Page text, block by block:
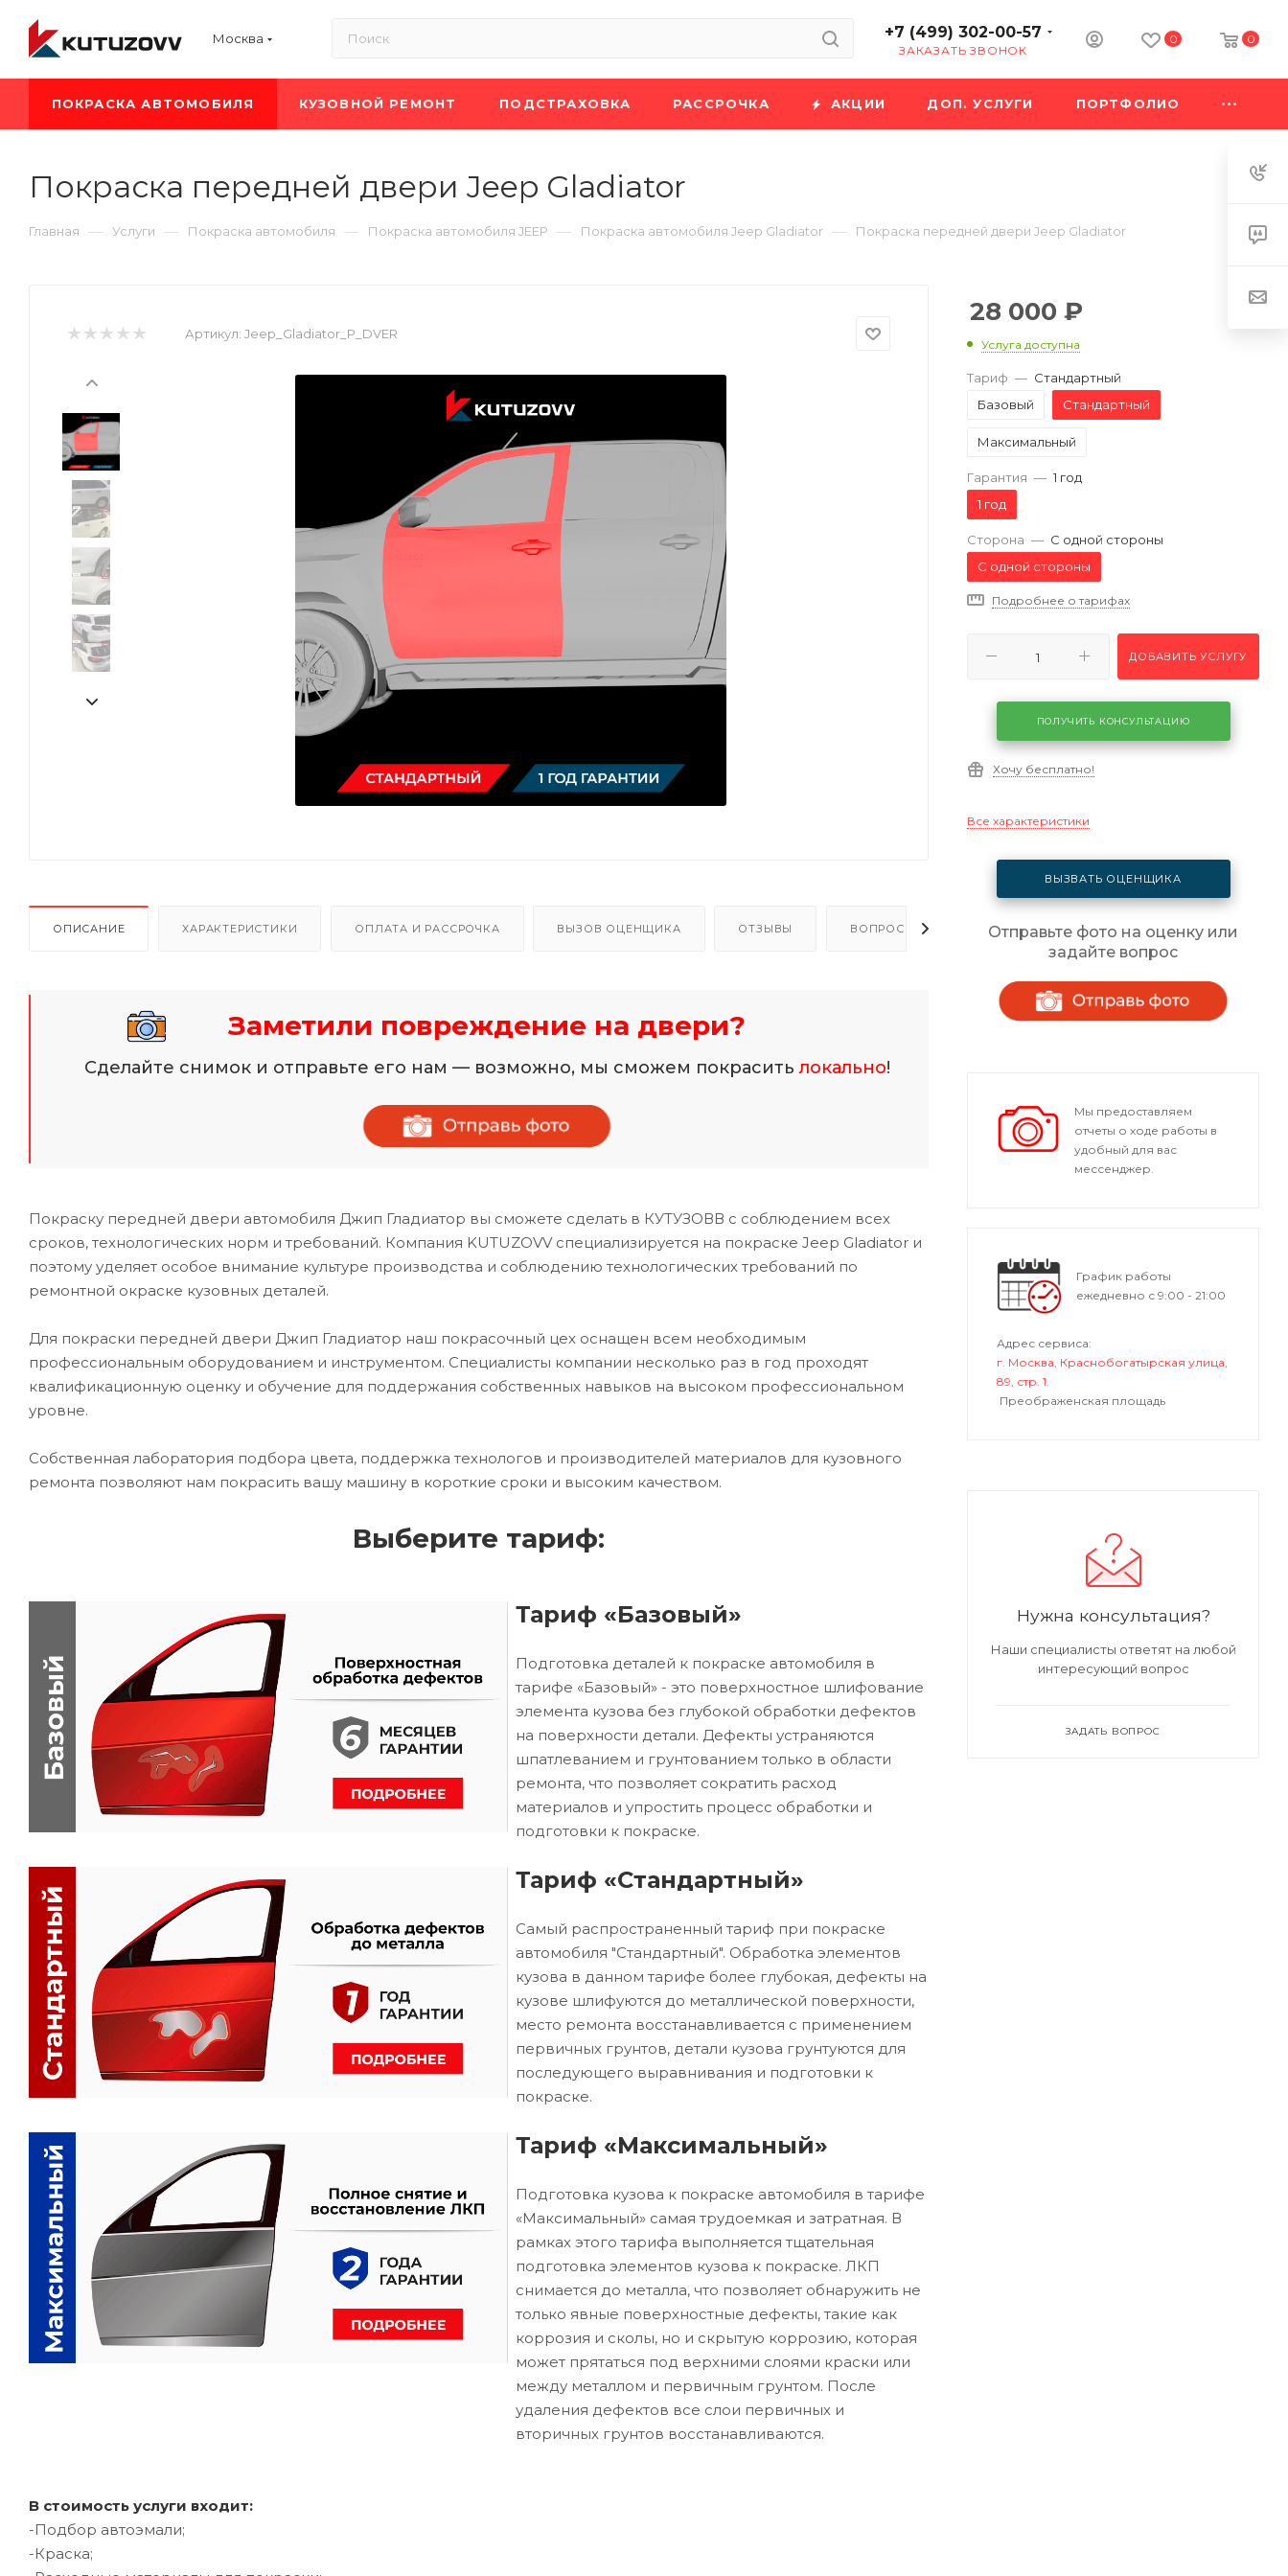
Москва +7 (499) 302-00-57
ЗАКАЗАТЬ ЗВОНОК
0 0
ПОКРАСКА АВТОМОБИЛЯ КУЗОВНОЙ РЕМОНТ ПОДСТРАХОВКА РАССРОЧКА АКЦИИ ДОП. УСЛУГИ ПОРТФОЛИО
Покраска передней двери Jeep Gladiator
Главная — Услуги — Покраска автомобиля — Покраска автомобиля JEEP — Покраска автомобиля Jeep Gladiator — Покраска передней двери Jeep Gladiator
Артикул: Jeep_Gladiator_P_DVER
ОПИСАНИЕ ХАРАКТЕРИСТИКИ ОПЛАТА И РАССРОЧКА ВЫЗОВ ОЦЕНЩИКА ОТЗЫВЫ ВОПРОСЫ - ОТВЕТЫ
Заметили повреждение на двери?
Сделайте снимок и отправьте его нам — возможно, мы сможем покраситьлокально!
Покраску передней двери автомобиля Джип Гладиатор вы сможете сделать в КУТУЗОВВ с соблюдением всех
сроков, технологических норм и требований. Компания KUTUZOVV специализируется на покраске Jeep Gladiator и
поэтому уделяет особое внимание культуре производства и соблюдению технологических требований по
ремонтной окраске кузовных деталей.
Для покраски передней двери Джип Гладиатор наш покрасочный цех оснащен всем необходимым
профессиональным оборудованием и инструментом. Специалисты компании несколько раз в год проходят
квалификационную оценку и обучение для поддержания собственных навыков на высоком профессиональном
уровне.
Собственная лаборатория подбора цвета, поддержка технологов и производителей материалов для кузовного
ремонта позволяют нам покрасить вашу машину в короткие сроки и высоким качеством.
Выберите тариф:
Тариф «Базовый»
Подготовка деталей к покраске автомобиля в
тарифе «Базовый» - это поверхностное шлифование
элемента кузова без глубокой обработки дефектов
на поверхности детали. Дефекты устраняются
шпатлеванием и грунтованием только в области
ремонта, что позволяет сократить расход
материалов и упростить процесс обработки и
подготовки к покраске.
Тариф «Стандартный»
Самый распространенный тариф при покраске
автомобиля "Стандартный". Обработка элементов
кузова в данном тарифе более глубокая, дефекты на
кузове шлифуются до металлической поверхности,
место ремонта восстанавливается с применением
первичных грунтов, детали кузова грунтуются для
последующего выравнивания и подготовки к
покраске.
Тариф «Максимальный»
Подготовка кузова к покраске автомобиля в тарифе
«Максимальный» самая трудоемкая и затратная. В
рамках этого тарифа выполняется тщательная
подготовка элементов кузова к покраске. ЛКП
снимается до металла, что позволяет обнаружить не
только явные поверхностные дефекты, такие как
коррозия и сколы, но и скрытую коррозию, которая
может прятаться под верхними слоями краски или
между металлом и первичным грунтом. После
удаления дефектов все слои первичных и
вторичных грунтов восстанавливаются.
В стоимость услуги входит:
-Подбор автоэмали;
-Краска;
28 000 ₽
Услуга доступна
Тариф — Стандартный
Базовый
Стандартный
Максимальный
Гарантия — 1 год
1 год
Сторона — С одной стороны
С одной стороны
Подробнее о тарифах
ДОБАВИТЬ УСЛУГУ
ПОЛУЧИТЬ КОНСУЛЬТАЦИЮ
Хочу бесплатно!
Все характеристики
ВЫЗВАТЬ ОЦЕНЩИКА
Отправьте фото на оценку или
задайте вопрос
Мы предоставляем
отчеты о ходе работы в
удобный для вас
мессенджер.
График работы
ежедневно с 9:00 - 21:00
Адрес сервиса:
г. Москва, Краснобогатырская улица,
89, стр. 1.
Преображенская площадь
Нужна консультация?
Наши специалисты ответят на любой
интересующий вопрос
ЗАДАТЬ ВОПРОС